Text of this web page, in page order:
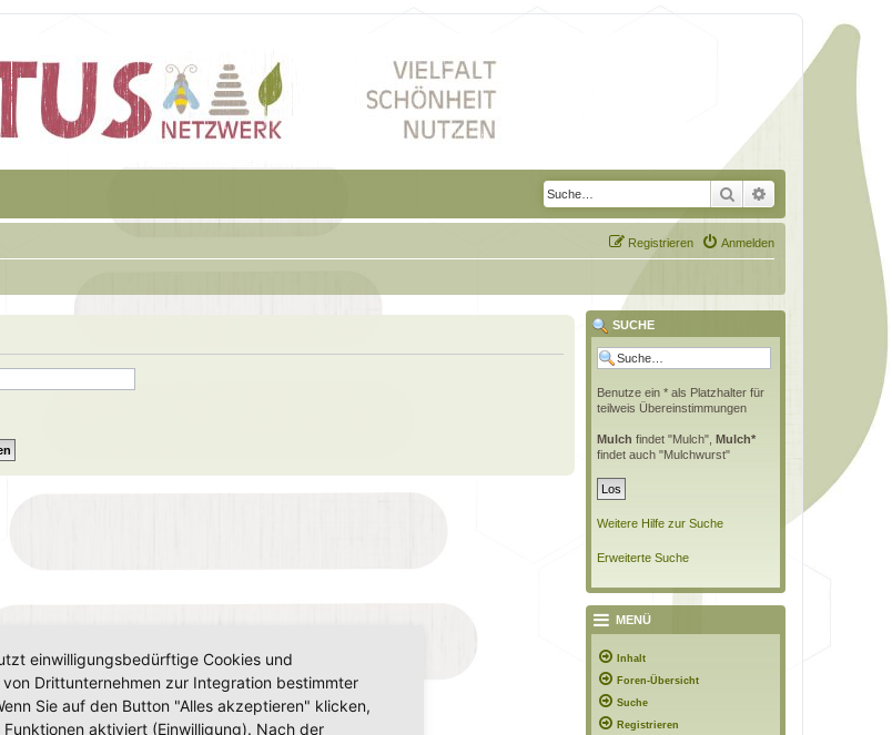
Suche Erweiterte Suche
Anmelden
Registrieren
SUCHE
Benutze ein * als Platzhalter für
teilweis Übereinstimmungen
Mulch findet "Mulch", Mulch*
findet auch "Mulchwurst"
Weitere Hilfe zur Suche
Erweiterte Suche
MENÜ
Inhalt
Foren-Übersicht
Suche
Registrieren
einwilligungsbedürftige Cookies und
von Drittunternehmen zur Integration bestimmter
Sie auf den Button "Alles akzeptieren" klicken,
aktiviert (Einwilligung). Nach der